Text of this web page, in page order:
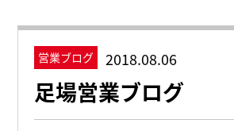
営業ブログ 2018.08.06
足場営業ブログ